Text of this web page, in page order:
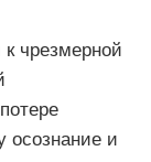
чрезмерной
осознание и